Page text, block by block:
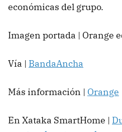
económicas del grupo.
Imagen portada | Orange
Vía | BandaAncha
Más información | Orange
En Xataka SmartHome |